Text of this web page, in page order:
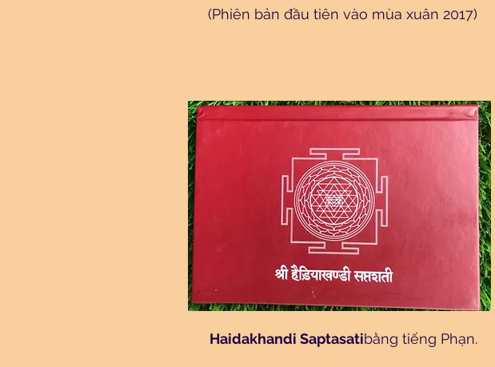
(Phiên bản đầu tiên vào mùa xuân 2017)
Haidakhandi Saptasatibằng tiếng Phạn.